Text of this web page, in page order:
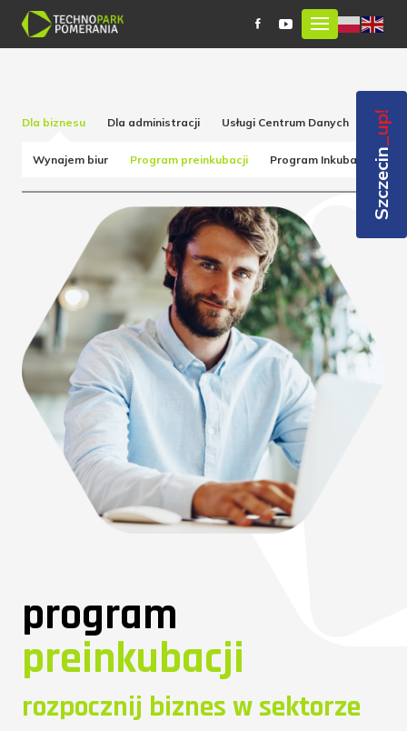
Szczecin
_up!
Dla biznesu Dla administracji Usługi Centrum Danych
Wynajem biur Program preinkubacji Program Inkubacji
program
preinkubacji
rozpocznij biznes w sektorze